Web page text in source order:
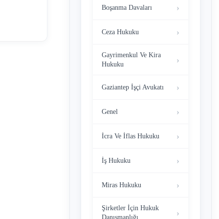
Boşanma Davaları
Ceza Hukuku
Gayrimenkul Ve Kira
Hukuku
Gaziantep İşçi Avukatı
Genel
İcra Ve İflas Hukuku
İş Hukuku
Miras Hukuku
Şirketler İçin Hukuk
Danışmanlığı